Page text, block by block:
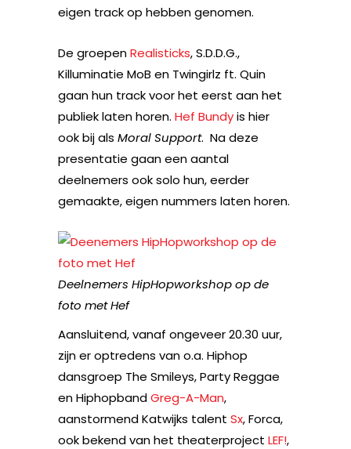
eigen track op hebben genomen.
De groepenRealisticks, S.D.D.G.,
Killuminatie MoB en Twingirlz ft. Quin
gaan hun track voor het eerst aan het
publiek laten horen. Hef Bundyis hier
ook bij als Moral Support. Na deze
presentatie gaan een aantal
deelnemers ook solo hun, eerder
gemaakte, eigen nummers laten horen.
Deelnemers HipHopworkshop op de
foto met Hef
Aansluitend, vanaf ongeveer 20.30 uur,
zijn er optredens van o.a. Hiphop
dansgroep The Smileys, Party Reggae
en HiphopbandGreg-A-Man,
aanstormend Katwijks talent Sx, Forca,
ook bekend van het theaterproject LEF!,